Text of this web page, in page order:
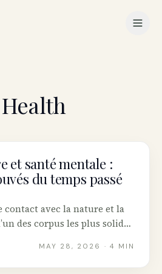
et santé mentale :
du temps passé
contact avec la nature et la
des corpus les plus solides
et comment en profiter
la Terre.
MAY 28, 2026 · 4 MIN